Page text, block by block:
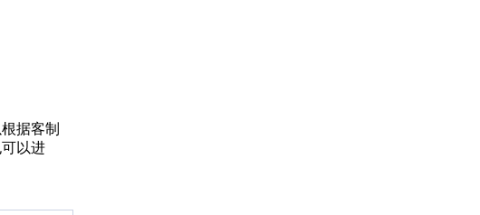
据客制
以进